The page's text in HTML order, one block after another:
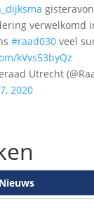
verwelkomd
#raad030veel
kVvs53byQz
Utrecht
2020